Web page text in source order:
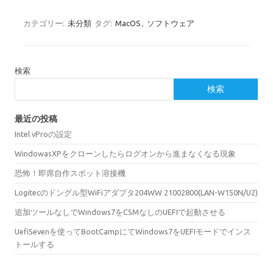
カテゴリー: 未分類 タグ: MacOS , ソフトウェア
検索
検索
最近の投稿
Intel vProの設定
WindowasXPをクローンしたらログオンから進まなくなる現象
恐怖！即席自作スポット溶接機
Logitecのドングル型WiFiアダプタ204WW 21002800(LAN-W150N/U2)
追加ツールなしでWindows7をCSMなしのUEFIで起動させる
UefiSevenを使ってBootCampにてWindows7をUEFIモードでインス
トールする